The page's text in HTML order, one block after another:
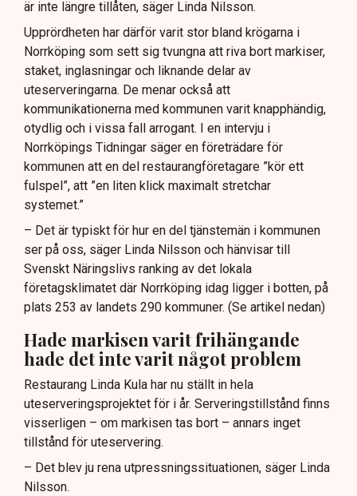
är inte längre tillåten, säger Linda Nilsson.
Upprördheten har därför varit stor bland krögarna i
Norrköping som sett sig tvungna att riva bort markiser,
staket, inglasningar och liknande delar av
uteserveringarna. De menar också att
kommunikationerna med kommunen varit knapphändig,
otydlig och i vissa fall arrogant. I en intervju i
Norrköpings Tidningar säger en företrädare för
kommunen att en del restaurangföretagare ”kör ett
fulspel”, att ”en liten klick maximalt stretchar
systemet.”
– Det är typiskt för hur en del tjänstemän i kommunen
ser på oss, säger Linda Nilsson och hänvisar till
Svenskt Näringslivs ranking av det lokala
företagsklimatet där Norrköping idag ligger i botten, på
plats 253 av landets 290 kommuner. (Se artikel nedan)
Hade markisen varit frihängande
hade det inte varit något problem
Restaurang Linda Kula har nu ställt in hela
uteserveringsprojektet för i år. Serveringstillstånd finns
visserligen – om markisen tas bort – annars inget
tillstånd för uteservering.
– Det blev ju rena utpressningssituationen, säger Linda
Nilsson.